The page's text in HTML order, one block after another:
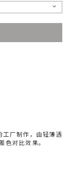
工厂制作，由轻薄透
色对比效果。